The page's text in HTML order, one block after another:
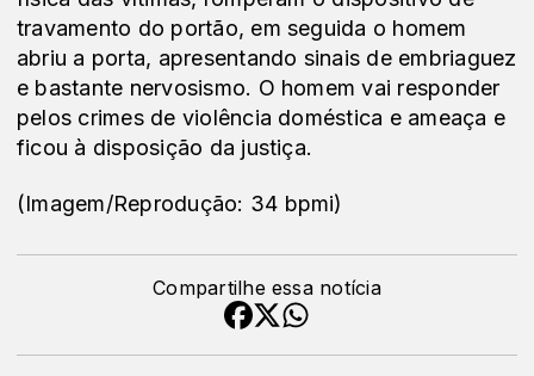
travamento do portão, em seguida o homem
abriu a porta, apresentando sinais de embriaguez
e bastante nervosismo. O homem vai responder
pelos crimes de violência doméstica e ameaça e
ficou à disposição da justiça.
(Imagem/Reprodução: 34 bpmi)
Compartilhe essa notícia